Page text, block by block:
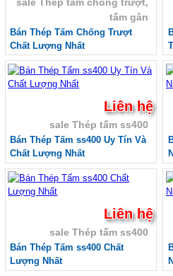
Giá tấm xi măng Thái Lan SCG nhập
Sale Tấm cemboard Thái Lan SCG
Sale Tấm cemboard Thái Lan Dura
Sale Tấm cemboard Việt Nam
Ván Coppha, Giá ván ép Cốp Pha
Giá ván copha đỏ 4m, Ván cốp pha đen
Ván coppha đỏ 4m, Giá ván copha đỏ
2022, Ván cốp pha giá rẻ
Ván coppha đen 4m, Bảng báo giá ván
đen, Ván cốp pha giá rẻ
Ván coppha màu vàng 4 m, Bảng báo
cốp pha 2021
Giá cốp pha màu cam, Giá cốp pha xây
Ván ép phủ keo, Ván cốp pha phủ keo,
coppha phủ keo
Ván coppha Mỹ Anh, Ván cốp pha chất
Giá ván coppha Mỹ Anh
Ván coppha đỏ 4m, Ván cốp pha đen,
tấm gân
Bán Thép Tấm Chống Trượt
Chất Lượng Nhất
Liên hệ
sale Thép tấm ss400
Bán Thép Tấm ss400 Uy Tín Và
Chất Lượng Nhất
Liên hệ
sale Thép tấm ss400
Bán Thép Tấm ss400 Chất
Lượng Nhất